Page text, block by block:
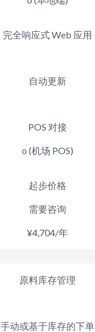
完全响应式 Web 应用
自动更新
POS 对接
o (机场 POS)
起步价格
需要咨询
¥4,704/年
原料库存管理
手动或基于库存的下单